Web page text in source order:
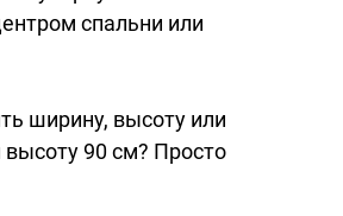
спальни или
ширину, высоту или
90 см? Просто